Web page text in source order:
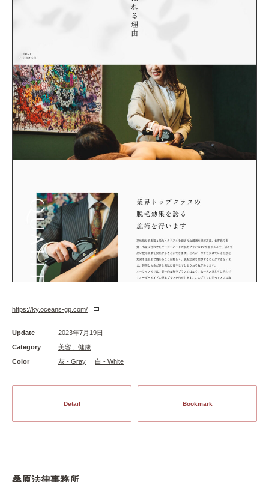
https://ky.oceans-gp.com/
Update
2023年7月19日
Category
美容、健康
Color
灰 - Gray 白 - White
Detail Bookmark
桑原法律事務所